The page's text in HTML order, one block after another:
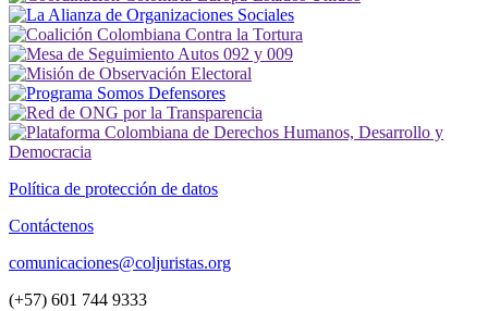
Política de protección de datos
Contáctenos
comunicaciones@coljuristas.org
(+57) 601 744 9333